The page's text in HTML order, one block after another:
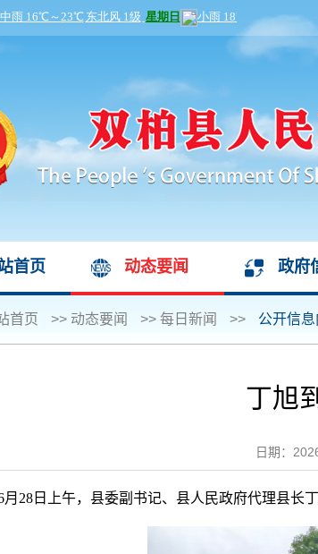
首页 动态要闻 政府
首页 >> 动态要闻 >> 每日新闻 >> 公开信
丁旭
日期：
月28日上午，县委副书记、县人民政府代理县长